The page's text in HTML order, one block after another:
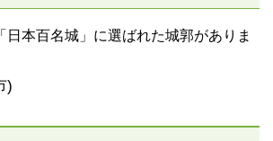
日本百名城」に選ばれた城郭がありま
)